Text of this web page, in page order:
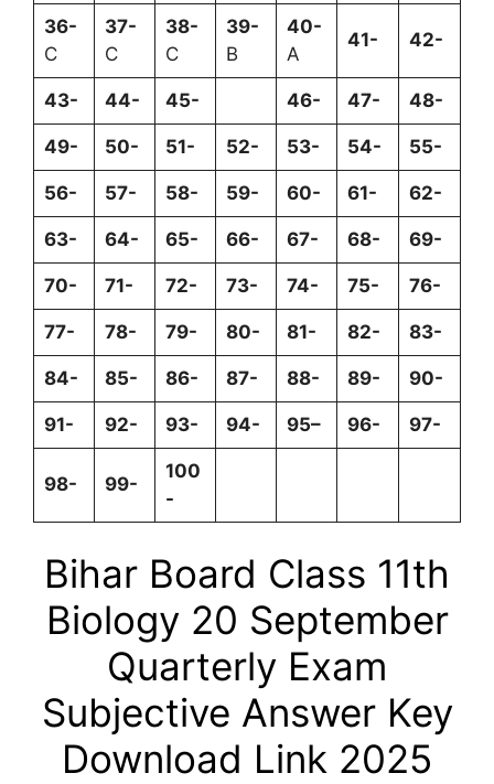
36-
C
37-
C
38-
C
39-
B
40-
A
41- 42-
43- 44- 45- 46- 47- 48-
49- 50- 51- 52- 53- 54- 55-
56- 57- 58- 59- 60- 61- 62-
63- 64- 65- 66- 67- 68- 69-
70- 71- 72- 73- 74- 75- 76-
77- 78- 79- 80- 81- 82- 83-
84- 85- 86- 87- 88- 89- 90-
91- 92- 93- 94- 95– 96- 97-
98- 99-
100
-
Bihar Board Class 11th
Biology 20 September
Quarterly Exam
Subjective Answer Key
Download Link 2025